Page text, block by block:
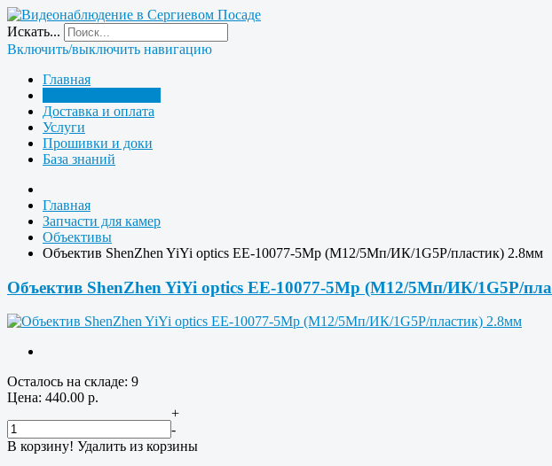
Искать...
Включить/выключить навигацию
Главная
Доставка и оплата
Услуги
Прошивки и доки
База знаний
Главная
Запчасти для камер
Объективы
Объектив ShenZhen YiYi optics EE-10077-5Mp (M12/5Мп/ИК/1G5P/пластик) 2.8мм
Объектив ShenZhen YiYi optics EE-10077-5Mp (M12/5Мп/ИК/1G5P/
Осталось на складе: 9
Цена: 440.00 р.
+
-
В корзину! Удалить из корзины